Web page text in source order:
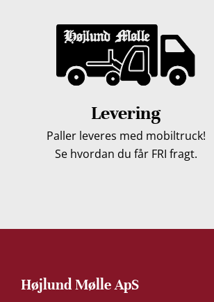
Levering
Paller leveres med mobiltruck!
Se hvordan du får FRI fragt.
Højlund Mølle ApS